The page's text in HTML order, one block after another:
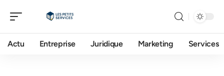
Actu Entreprise Juridique Marketing Services